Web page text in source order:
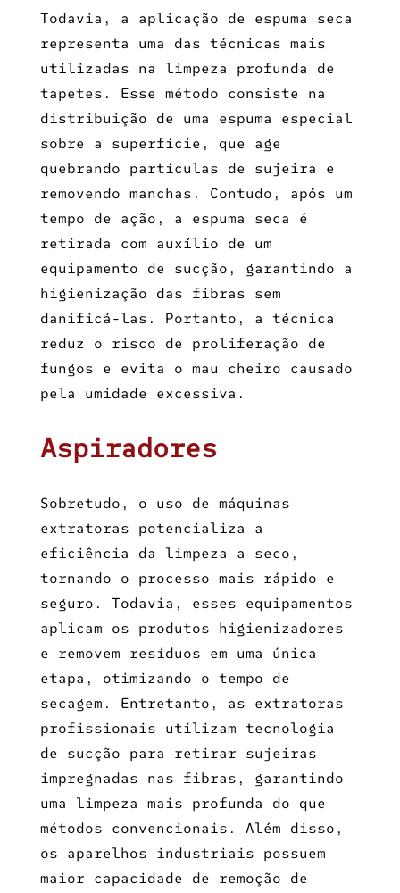
Todavia, a aplicação de espuma seca
representa uma das técnicas mais
utilizadas na limpeza profunda de
tapetes. Esse método consiste na
distribuição de uma espuma especial
sobre a superfície, que age
quebrando partículas de sujeira e
removendo manchas. Contudo, após um
tempo de ação, a espuma seca é
retirada com auxílio de um
equipamento de sucção, garantindo a
higienização das fibras sem
danificá-las. Portanto, a técnica
reduz o risco de proliferação de
fungos e evita o mau cheiro causado
pela umidade excessiva.
Aspiradores
Sobretudo, o uso de máquinas
extratoras potencializa a
eficiência da limpeza a seco,
tornando o processo mais rápido e
seguro. Todavia, esses equipamentos
aplicam os produtos higienizadores
e removem resíduos em uma única
etapa, otimizando o tempo de
secagem. Entretanto, as extratoras
profissionais utilizam tecnologia
de sucção para retirar sujeiras
impregnadas nas fibras, garantindo
uma limpeza mais profunda do que
métodos convencionais. Além disso,
os aparelhos industriais possuem
maior capacidade de remoção de